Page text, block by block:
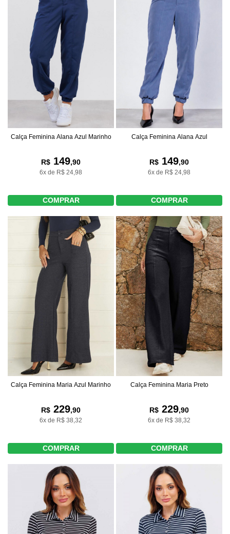
Calça Feminina Alana Azul Marinho
R$ 149,90
6x de R$ 24,98
COMPRAR
Calça Feminina Alana Azul
R$ 149,90
6x de R$ 24,98
COMPRAR
Calça Feminina Maria Azul Marinho
R$ 229,90
6x de R$ 38,32
COMPRAR
Calça Feminina Maria Preto
R$ 229,90
6x de R$ 38,32
COMPRAR